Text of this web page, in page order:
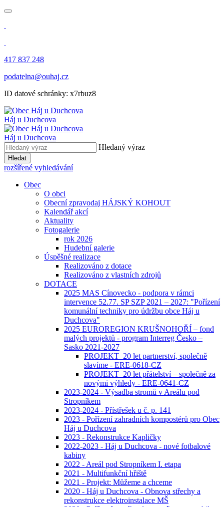
417 837 248
podatelna@ouhaj.cz
ID datové schránky: x7rbuz8
Háj u Duchcova
Háj u Duchcova
Hledaný výraz
Hledat
rozšířené vyhledávání
Obec
O obci
Obecní zpravodaj HÁJSKÝ KOHOUT
Kalendář akcí
Aktuality
Fotogalerie
rok 2026
Hudební galerie
Úspěšné realizace
Realizováno z dotace
Realizováno z vlastních zdrojů
DOTACE
2025 MAS Cínovecko - podpora v rámci
intervence 52.77. SP SZP 2021 – 2027: "Pořízení
komunální techniky pro údržbu obce Háj u
Duchcova"
2025 EUROREGION KRUŠNOHOŘÍ – fond
malých projektů - program Interreg Česko –
Sasko 2021-2027
PROJEKT_20 let partnerství, společně
slavíme - ERE-0618-CZ
PROJEKT_20 let přátelství – společně za
novými výhledy - ERE-0641-CZ
2023-2024 - Výsadba stromů v Areálu pod
Stropníkem
2023-2024 - Přístřešek u č. p. 141
2023 - Pořízení zahradních kompostérů pro Obec
Háj u Duchcova
2023 - Rekonstrukce Kapličky
2022-2023 - Háj u Duchcova - nové fotbalové
kabiny
2022 - Areál pod Stropníkem I. etapa
2021 - Multifunkční hřiště
2021 - Projekt: Můžeme a chceme
2020 - Háj u Duchcova - Obnova střechy a
rekonstrukce elektroinstalace MŠ